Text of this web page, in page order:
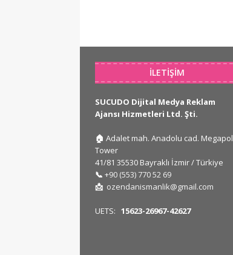
İLETIŞIM
SUCUDO Dijital Medya Reklam
Ajansı Hizmetleri Ltd. Şti.
🏠 Adalet mah. Anadolu cad. Megapol
Tower
41/81 35530 Bayraklı İzmir / Türkiye
📞 +90 (553) 770 52 69
📩 ozendanismanlik@gmail.com
UETS: 15623-26967-42627